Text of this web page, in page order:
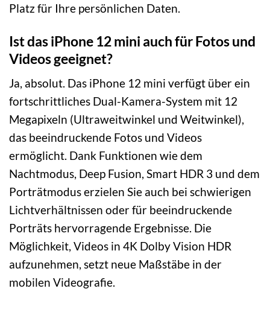
Platz für Ihre persönlichen Daten.
Ist das iPhone 12 mini auch für Fotos und
Videos geeignet?
Ja, absolut. Das iPhone 12 mini verfügt über ein
fortschrittliches Dual-Kamera-System mit 12
Megapixeln (Ultraweitwinkel und Weitwinkel),
das beeindruckende Fotos und Videos
ermöglicht. Dank Funktionen wie dem
Nachtmodus, Deep Fusion, Smart HDR 3 und dem
Porträtmodus erzielen Sie auch bei schwierigen
Lichtverhältnissen oder für beeindruckende
Porträts hervorragende Ergebnisse. Die
Möglichkeit, Videos in 4K Dolby Vision HDR
aufzunehmen, setzt neue Maßstäbe in der
mobilen Videografie.